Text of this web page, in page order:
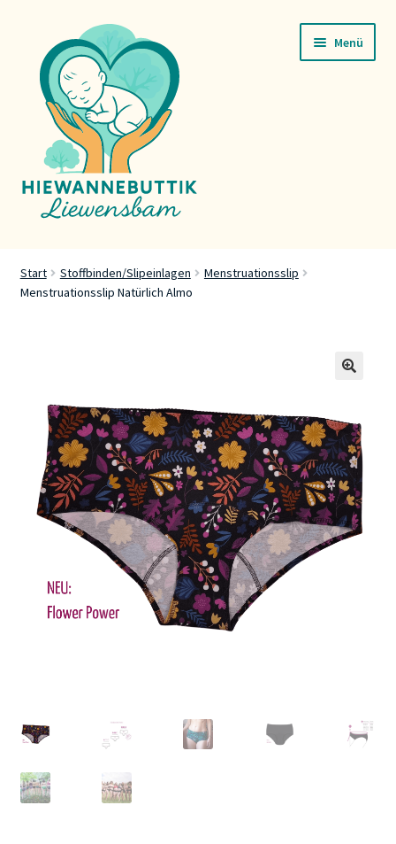
Navigation
springen
Inhalt
springen
Menü
Servicer
Kontakt
Start Stoffbinden/Slipeinlagen
Menstruationsslip
Menstruationsslip Natürlich Almo